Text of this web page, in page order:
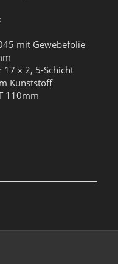
mit Gewebefolie
17 x 2, 5-Schicht
Kunststoff
110mm